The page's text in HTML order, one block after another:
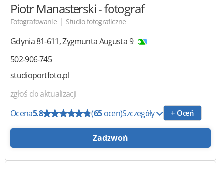
Piotr Manasterski - fotograf
Fotografowanie | Studio fotograficzne
Gdynia81-611,Zygmunta Augusta 9
502-906-745
studioportfoto.pl
zgłoś do aktualizacji
Ocena5.8 (65ocen)Szczegóły + Oceń
Zadzwoń